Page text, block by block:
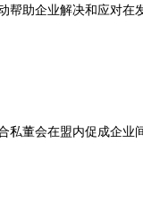
帮助企业解决和应对在
私董会在盟内促成企业